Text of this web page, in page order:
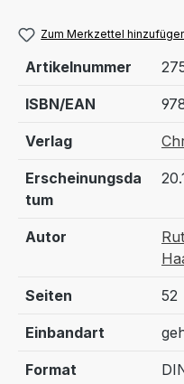
Zum Merkzettel
Artikelnummer
ISBN/EAN
Verlag
Erscheinungsda
tum
Autor
Seiten 52
Einbandart
Format